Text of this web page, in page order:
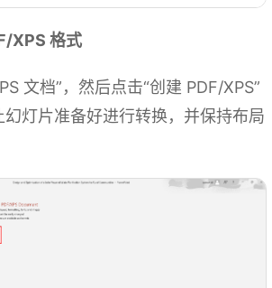
XPS 格式
文档”，然后点击“创建 PDF/XPS”
灯片准备好进行转换，并保持布局